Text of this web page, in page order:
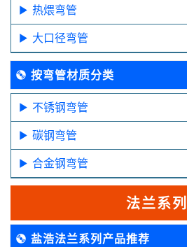
热煨弯管
大口径弯管
按弯管材质分类
不锈钢弯管
碳钢弯管
合金钢弯管
法兰系列
盐浩法兰系列产品推荐